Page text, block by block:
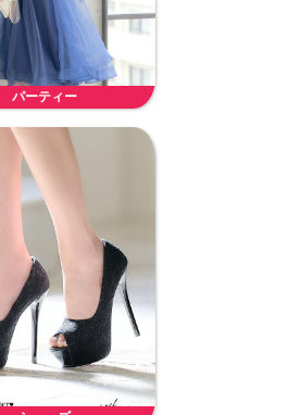
パーティー